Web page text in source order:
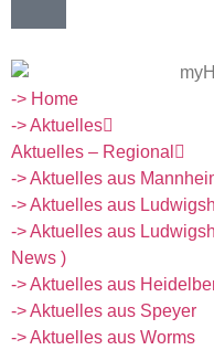
-> Home
-> Aktuelles
Aktuelles – Regional
-> Aktuelles aus
-> Aktuelles aus
-> Aktuelles aus
News )
-> Aktuelles aus
-> Aktuelles aus Speyer
-> Aktuelles aus Worms